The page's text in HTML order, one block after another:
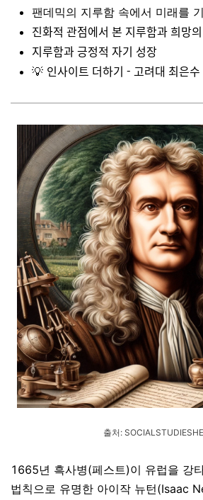
팬데믹의 지루함 속에서 미래를
진화적 관점에서 본 지루함과 희망
지루함과 긍정적 자기 성장
💡 인사이트 더하기 - 고려대 최은수
출처:
1665년 흑사병(페스트)이 유럽을 강
법칙으로 유명한 아이작 뉴턴(Isaac